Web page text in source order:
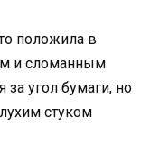
положила в
и сломанным
угол бумаги, но
стуком